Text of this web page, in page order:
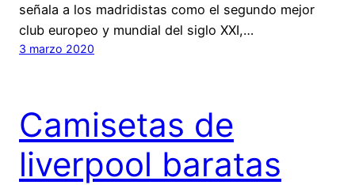
señala a los madridistas como el segundo mejor
club europeo y mundial del siglo XXI,…
3 marzo 2020
Camisetas de
liverpool baratas